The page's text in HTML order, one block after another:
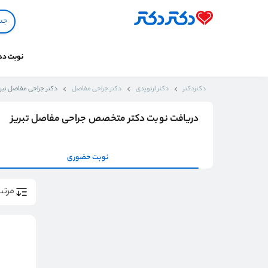
نوبت
دکتردکتر دکتر ارتوپدی دکتر جراحی مفاصل دکتر جراحی مفاصل
دریافت نوبت دکتر متخصص جراحی مفاصل تبریز
نوبت حضوری